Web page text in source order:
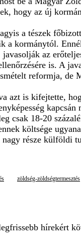
hogy az új
a tészek
a kormánytól.
az
is. A
reformja,
azt is kifejtette,
csak 18-20
költsége
része külföldi
zöldség-zöldségtermesztés
hírekért